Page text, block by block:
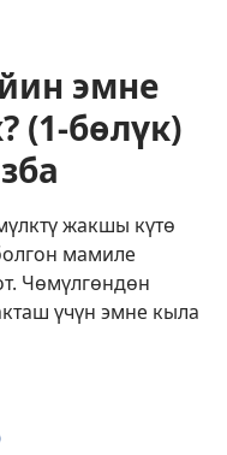
эмне
(1-бөлүк)
жакшы күтө
мамиле
Чөмүлгөндөн
үчүн эмне кыла